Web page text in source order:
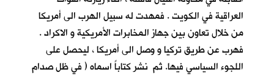
العراقية في الكويت . فمهدت له سبيل الهرب الى أمريكا
من خلال تعاون بين جهاز المخابرات الأمريكية و الاكراد .
فهرب عن طريق تركيا و وصل الى أمريكا ، ليحصل على
اللجوء السياسي فيها. ثم نشر كتاباً اسماه ( في ظل صدام